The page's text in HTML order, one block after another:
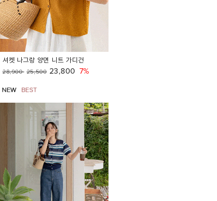
셔켓 나그랑 양면 니트 가디건
28,900 25,500 23,800 7%